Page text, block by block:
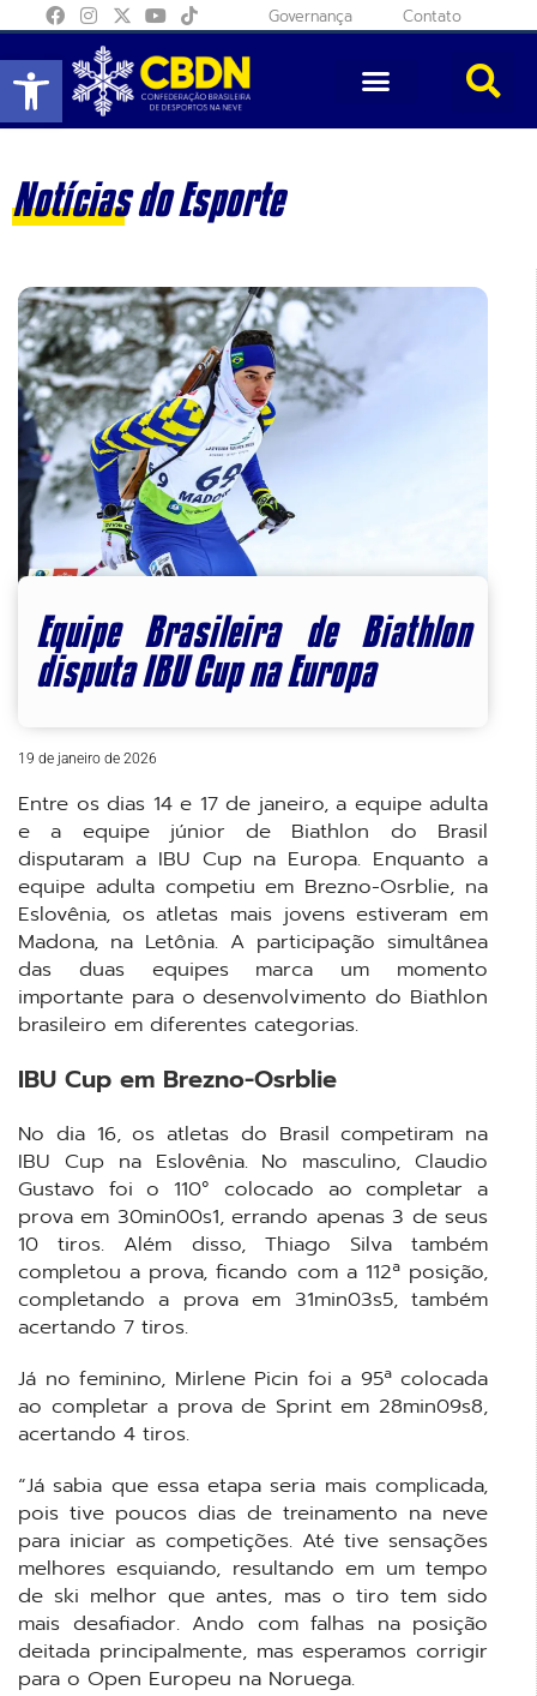
Abrir a barra de ferramentas
Governança Contato
Notícias do Esporte
Equipe Brasileira de Biathlon
disputa IBU Cup na Europa
19 de janeiro de 2026
Entre os dias 14 e 17 de janeiro, a equipe adulta
e a equipe júnior de Biathlon do Brasil
disputaram a IBU Cup na Europa. Enquanto a
equipe adulta competiu em Brezno-Osrblie, na
Eslovênia, os atletas mais jovens estiveram em
Madona, na Letônia. A participação simultânea
das duas equipes marca um momento
importante para o desenvolvimento do Biathlon
brasileiro em diferentes categorias.
IBU Cup em Brezno-Osrblie
No dia 16, os atletas do Brasil competiram na
IBU Cup na Eslovênia. No masculino, Claudio
Gustavo foi o 110° colocado ao completar a
prova em 30min00s1, errando apenas 3 de seus
10 tiros. Além disso, Thiago Silva também
completou a prova, ficando com a 112ª posição,
completando a prova em 31min03s5, também
acertando 7 tiros.
Já no feminino, Mirlene Picin foi a 95ª colocada
ao completar a prova de Sprint em 28min09s8,
acertando 4 tiros.
“Já sabia que essa etapa seria mais complicada,
pois tive poucos dias de treinamento na neve
para iniciar as competições. Até tive sensações
melhores esquiando, resultando em um tempo
de ski melhor que antes, mas o tiro tem sido
mais desafiador. Ando com falhas na posição
deitada principalmente, mas esperamos corrigir
para o Open Europeu na Noruega.